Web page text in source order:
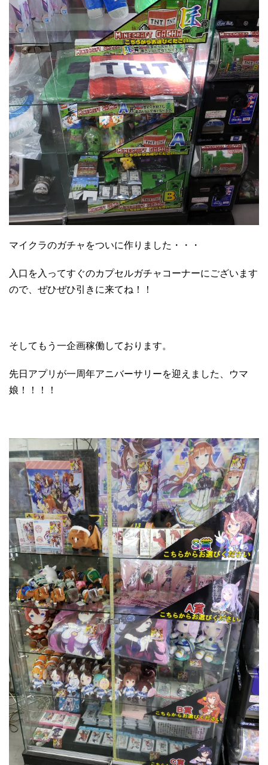
マイクラのガチャをついに作りました・・・
入口を入ってすぐのカプセルガチャコーナーにございます
ので、ぜひぜひ引きに来てね！！
そしてもう一企画稼働しております。
先日アプリが一周年アニバーサリーを迎えました、ウマ
娘！！！！